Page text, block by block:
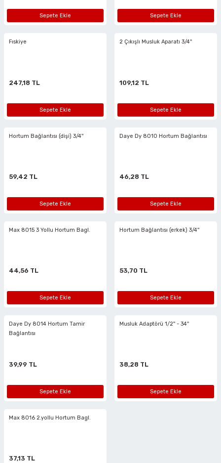
Sepete Ekle Sepete Ekle
Fıskiye
247,18 TL
Sepete Ekle
2 Çıkışlı Musluk Aparatı 3/4''
109,12 TL
Sepete Ekle
Hortum Bağlantısı (dişi) 3/4''
59,42 TL
Sepete Ekle
Daye Dy 8010 Hortum Bağlantısı
46,28 TL
Sepete Ekle
Max 8015 3 Yollu Hortum Bagl.
44,56 TL
Sepete Ekle
Hortum Bağlantısı (erkek) 3/4''
53,70 TL
Sepete Ekle
Daye Dy 8014 Hortum Tamir
Bağlantısı
39,99 TL
Sepete Ekle
Musluk Adaptörü 1/2'' - 34''
38,28 TL
Sepete Ekle
Max 8016 2.yollu Hortum Bagl.
37,13 TL